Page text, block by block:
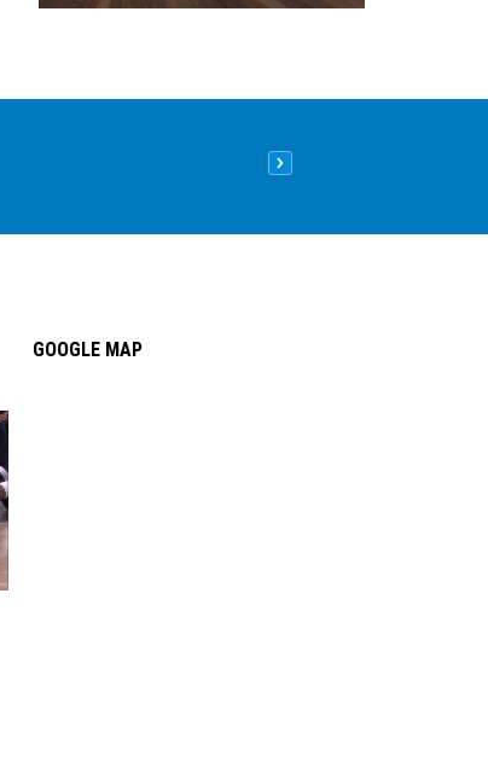
Nên lát sàn gỗ hay sàn nhựa
09/05
GOOGLE MAP